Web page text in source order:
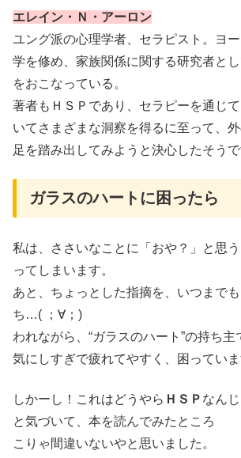
エレイン・Ｎ・アーロン
ユング派の心理学者、セラピスト。ヨ
学を修め、家族関係に関する研究者と
をおこなっている。
著者もＨＳＰであり、セラピーを通じ
いてさまざまな洞察を得るに至って、
足を踏み出してみようと決心したそうで
ガラスのハートに困ったら
私は、ささいなことに「おや？」と思
ってしまいます。
あと、ちょっとした指摘を、いつまで
ち…( ；∀；)
われながら、“ガラスのハート”の持ち主
気にしすぎで疲れてやすく、困ってい
しかーし！これはどうやら ＨＳＰ なん
と気づいて、本を読んでみたところ
こりゃ間違いないやと思いました。